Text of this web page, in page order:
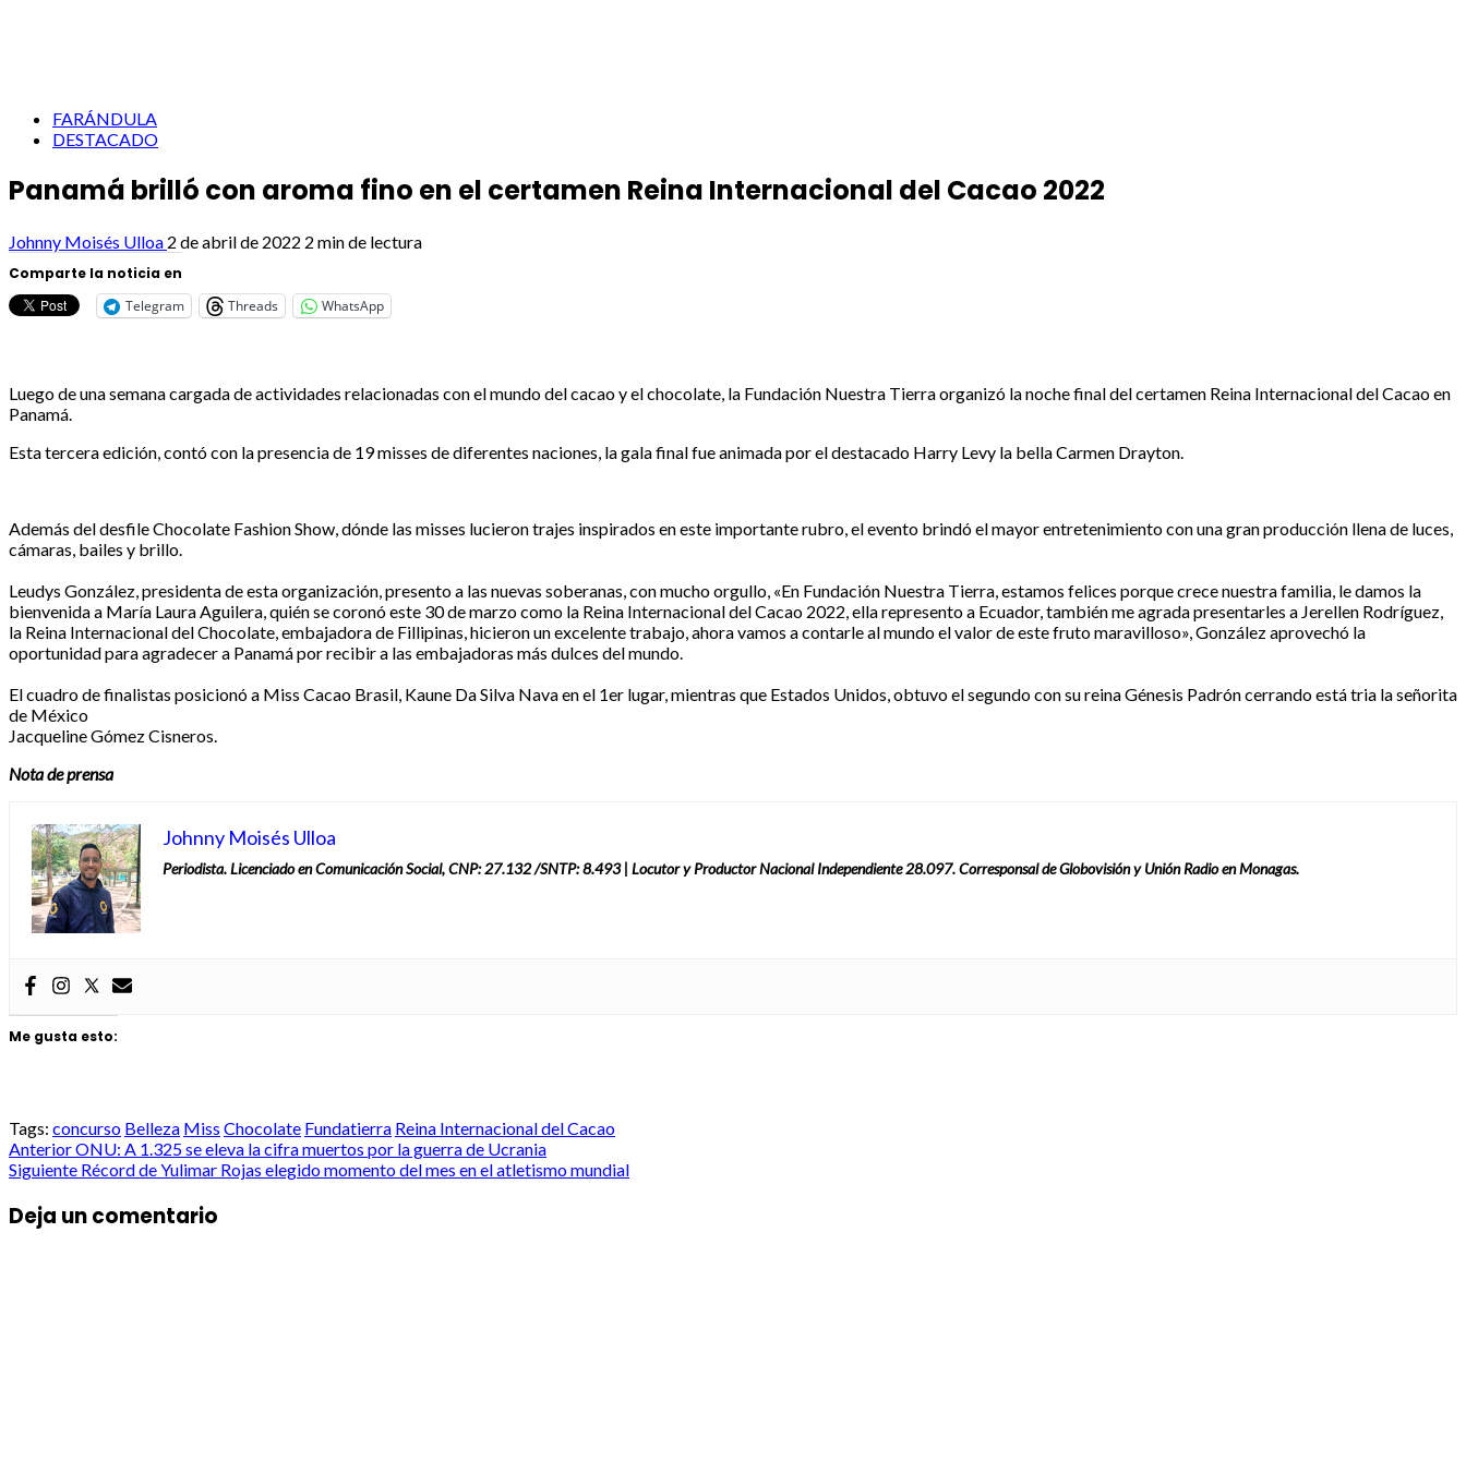
FARÁNDULA
DESTACADO
Panamá brilló con aroma fino en el certamen Reina Internacional del Cacao 2022
Johnny Moisés Ulloa 2 de abril de 2022 2 min de lectura
Comparte la noticia en
Telegram
Threads WhatsApp
Luego de una semana cargada de actividades relacionadas con el mundo del cacao y el chocolate, la Fundación Nuestra Tierra organizó la noche final del certamen Reina Internacional del Cacao en
Panamá.
Esta tercera edición, contó con la presencia de 19 misses de diferentes naciones, la gala final fue animada por el destacado Harry Levy la bella Carmen Drayton.
Además del desfile Chocolate Fashion Show, dónde las misses lucieron trajes inspirados en este importante rubro, el evento brindó el mayor entretenimiento con una gran producción llena de luces,
cámaras, bailes y brillo.
Leudys González, presidenta de esta organización, presento a las nuevas soberanas, con mucho orgullo, «En Fundación Nuestra Tierra, estamos felices porque crece nuestra familia, le damos la
bienvenida a María Laura Aguilera, quién se coronó este 30 de marzo como la Reina Internacional del Cacao 2022, ella represento a Ecuador, también me agrada presentarles a Jerellen Rodríguez,
la Reina Internacional del Chocolate, embajadora de Fillipinas, hicieron un excelente trabajo, ahora vamos a contarle al mundo el valor de este fruto maravilloso», González aprovechó la
oportunidad para agradecer a Panamá por recibir a las embajadoras más dulces del mundo.
El cuadro de finalistas posicionó a Miss Cacao Brasil, Kaune Da Silva Nava en el 1er lugar, mientras que Estados Unidos, obtuvo el segundo con su reina Génesis Padrón cerrando está tria la señorita
de México
Jacqueline Gómez Cisneros.
Nota de prensa
Johnny Moisés Ulloa
Periodista. Licenciado en Comunicación Social, CNP: 27.132 /SNTP: 8.493 | Locutor y Productor Nacional Independiente 28.097. Corresponsal de Globovisión y Unión Radio en Monagas.
Me gusta esto:
Tags: concurso Belleza Miss Chocolate Fundatierra Reina Internacional del Cacao
Post
AnteriorONU: A 1.325 se eleva la cifra muertos por la guerra de Ucrania
Siguiente Récord de Yulimar Rojas elegido momento del mes en el atletismo mundial
Deja un comentario